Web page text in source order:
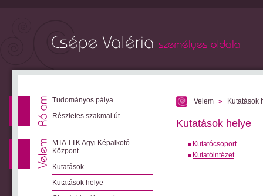
Tudományos pálya
Részletes szakmai út
MTA TTK Agyi Képalkotó
Központ
Kutatások
Kutatások helye
Velem » Kutatások
Kutatások helye
Kutatócsoport
Kutatóintézet